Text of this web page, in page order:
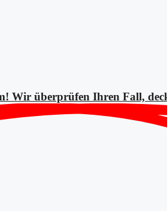
Wir überprüfen Ihren Fall,